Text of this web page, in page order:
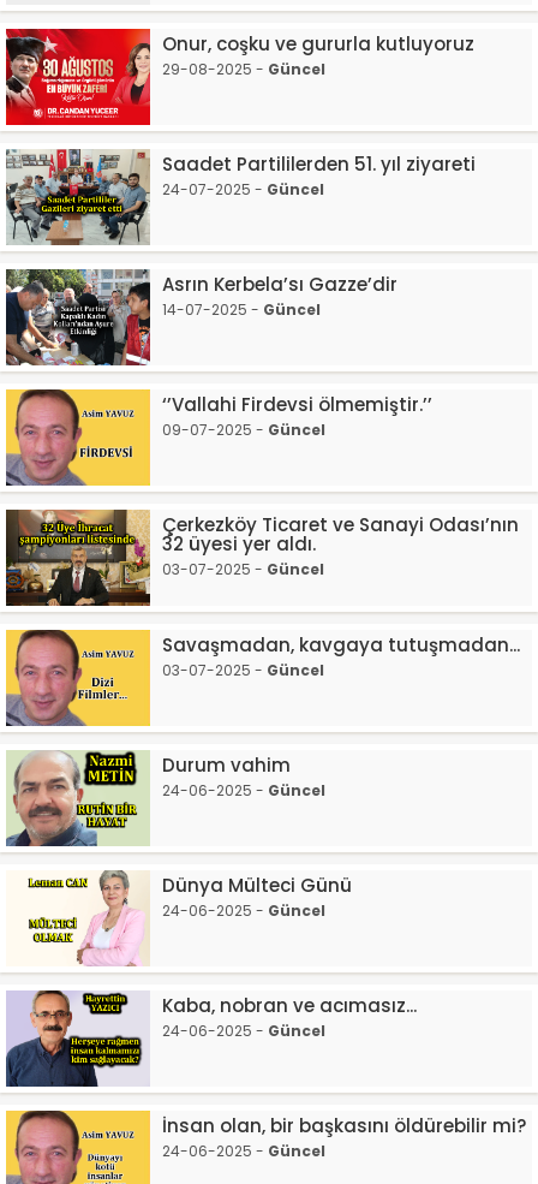
Onur, coşku ve gururla kutluyoruz
29-08-2025 - Güncel
Saadet Partililerden 51. yıl ziyareti
24-07-2025 - Güncel
Asrın Kerbela’sı Gazze’dir
14-07-2025 - Güncel
‘’Vallahi Firdevsi ölmemiştir.’’
09-07-2025 - Güncel
Çerkezköy Ticaret ve Sanayi Odası’nın
32 üyesi yer aldı.
03-07-2025 - Güncel
Savaşmadan, kavgaya tutuşmadan...
03-07-2025 - Güncel
Durum vahim
24-06-2025 - Güncel
Dünya Mülteci Günü
24-06-2025 - Güncel
Kaba, nobran ve acımasız...
24-06-2025 - Güncel
İnsan olan, bir başkasını öldürebilir mi?
24-06-2025 - Güncel